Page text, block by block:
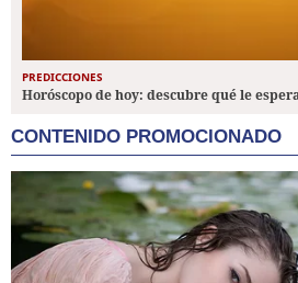
PREDICCIONES
Horóscopo de hoy: descubre qué le
CONTENIDO PROMOCIONADO